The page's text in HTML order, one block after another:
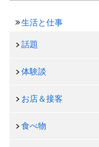
生活と仕事
話題
体験談
お店＆接客
食べ物